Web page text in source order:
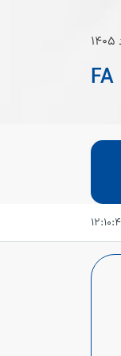
FA